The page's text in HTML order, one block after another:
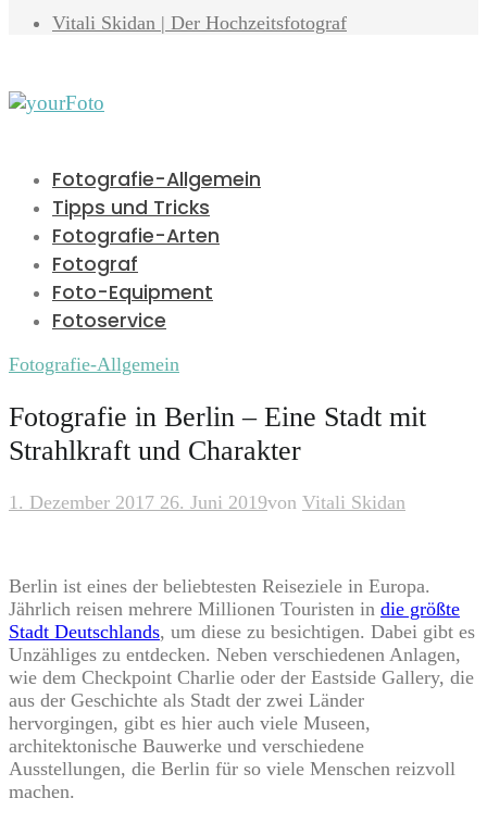
Vitali Skidan | Der Hochzeitsfotograf
Fotografie-Allgemein
Tipps und Tricks
Fotografie-Arten
Fotograf
Foto-Equipment
Fotoservice
Fotografie-Allgemein
Fotografie in Berlin – Eine Stadt mit
Strahlkraft und Charakter
1. Dezember 2017 26. Juni 2019von Vitali Skidan
Berlin ist eines der beliebtesten Reiseziele in Europa.
Jährlich reisen mehrere Millionen Touristen in die größte
Stadt Deutschlands, um diese zu besichtigen. Dabei gibt es
Unzähliges zu entdecken. Neben verschiedenen Anlagen,
wie dem Checkpoint Charlie oder der Eastside Gallery, die
aus der Geschichte als Stadt der zwei Länder
hervorgingen, gibt es hier auch viele Museen,
architektonische Bauwerke und verschiedene
Ausstellungen, die Berlin für so viele Menschen reizvoll
machen.